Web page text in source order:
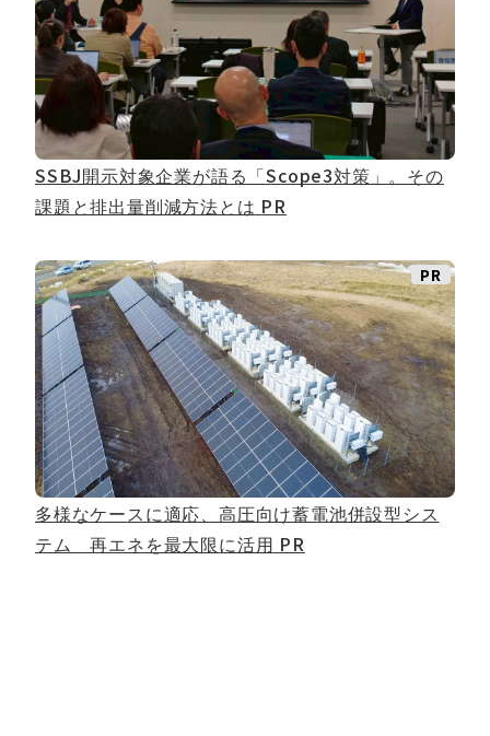
SSBJ開示対象企業が語る「Scope3対策」。その
課題と排出量削減方法とは PR
PR
多様なケースに適応、高圧向け蓄電池併設型シス
テム 再エネを最大限に活用 PR